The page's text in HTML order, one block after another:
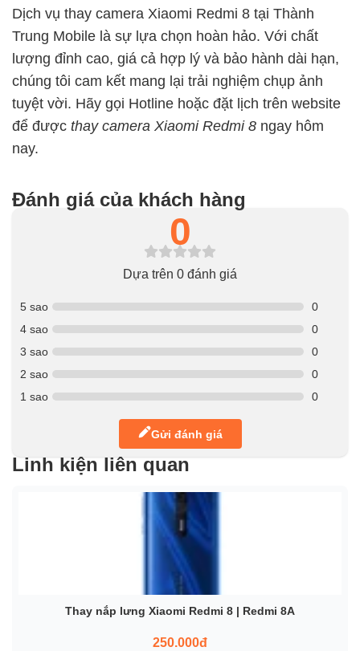
Dịch vụ thay camera Xiaomi Redmi 8 tại Thành
Trung Mobile là sự lựa chọn hoàn hảo. Với chất
lượng đỉnh cao, giá cả hợp lý và bảo hành dài hạn,
chúng tôi cam kết mang lại trải nghiệm chụp ảnh
tuyệt vời. Hãy gọi Hotline hoặc đặt lịch trên website
để được thay camera Xiaomi Redmi 8 ngay hôm
nay.
Đánh giá của khách hàng
0
Dựa trên 0 đánh giá
5 sao
0
4 sao
0
3 sao
0
2 sao
0
1 sao
0
Gửi đánh giá
Linh kiện liên quan
Thay nắp lưng Xiaomi Redmi 8 | Redmi 8A
250.000đ